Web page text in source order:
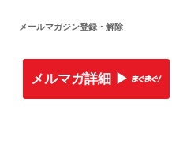
メールマガジン登録・解除
メルマガ詳細 ▶︎